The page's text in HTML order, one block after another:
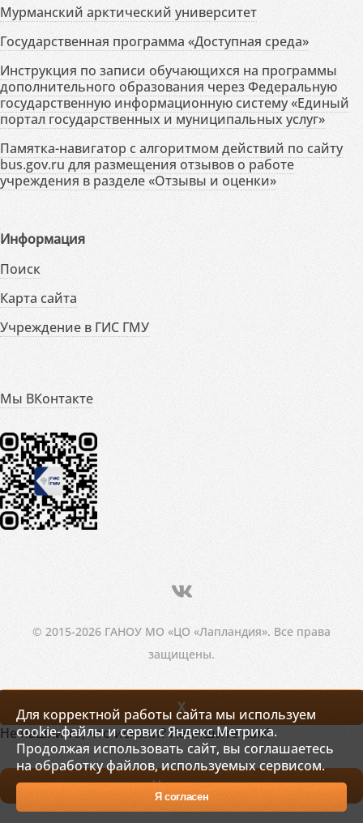
Мурманский арктический университет
Государственная программа «Доступная среда»
Инструкция по записи обучающихся на программы
дополнительного образования через Федеральную
государственную информационную систему «Единый
портал государственных и муниципальных услуг»
Памятка-навигатор с алгоритмом действий по сайту
bus.gov.ru для размещения отзывов о работе
учреждения в разделе «Отзывы и оценки»
Информация
Поиск
Карта сайта
Учреждение в ГИС ГМУ
Мы ВКонтакте
© 2015-2026 ГАНОУ МО «ЦО «Лапландия». Все права
защищены.
Для корректной работы сайта мы используем
cookie-файлы и сервис Яндекс.Метрика.
Продолжая использовать сайт, вы соглашаетесь
на обработку файлов, используемых сервисом.
Я согласен
X
Не нашли то, что искали? Напишите нам!
Написать